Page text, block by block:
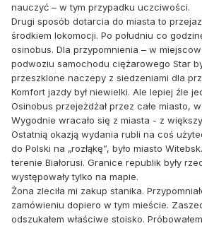
nauczyć – w tym przypadku uczciwości.
Drugi sposób dotarcia do miasta to
środkiem lokomocji. Po południu co
osinobus. Dla przypomnienia – w
podwoziu samochodu ciężarowego Star
przeszklone naczepy z siedzeniami dla
Komfort jazdy był niewielki. Ale lepiej źle
Osinobus przejeżdżał przez całe miasto,
Wygodnie wracało się z miasta - z
Ostatnią okazją wydania rubli na coś
do Polski na „rozłąkę”, było miasto
terenie Białorusi. Granice republik były
występowały tylko na mapie.
Żona zleciła mi zakup stanika.
zamówieniu dopiero w tym mieście.
odszukałem właściwe stoisko.